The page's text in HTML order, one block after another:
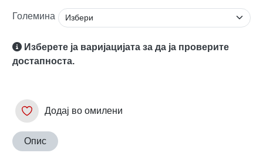
Големина
Изберете ја варијацијата за да ја проверите
достапноста.
Додај во омилени
Опис